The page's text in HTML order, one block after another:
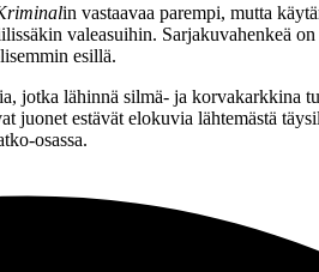
in vastaavaa parempi, mutta
valeasuihin. Sarjakuvahenkeä
esillä.
jotka lähinnä silmä‑ ja korvakarkkina
juonet estävät elokuvia lähtemästä
osassa.